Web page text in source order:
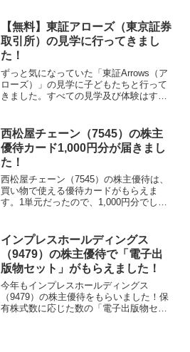
ょっと嬉しい。定時株主総会の御礼で
「QUO...
【無料】東証アローズ（東京証券
取引所）の見学に行ってきまし
た！
ずっと気になっていた「東証Arrows（ア
ローズ）」の見学に子どもたちと行って
きました。すべての見学及び体験はすべ
日祝は休業なので、JPXカレンダーを確
認してから行った...
西松屋チェーン（7545）の株主
優待カード1,000円分が届きまし
た！
西松屋チェーン（7545）の株主優待は、
買い物で使える優待カードがもらえま
す。1単元だったので、1,000円分でし
2021年2月21日から2021年8月20日ま...
インプレスホールディングス
（9479）の株主優待で「電子出
版物セット」がもらえました！
今年もインプレスホールディングス
（9479）の株主優待をもらいました！保
有株式数に応じた数の「電子出版物セッ